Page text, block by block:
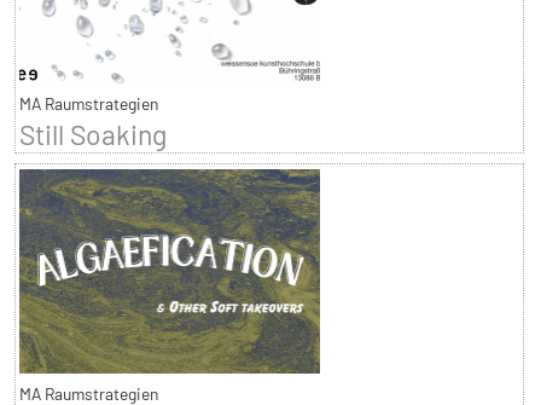
MA Raumstrategien
Still Soaking
MA Raumstrategien